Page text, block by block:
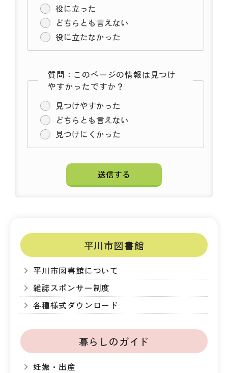
役に立った
どちらとも言えない
役に立たなかった
質問：このページの情報は見つけ
やすかったですか？
見つけやすかった
どちらとも言えない
見つけにくかった
平川市図書館
平川市図書館について
雑誌スポンサー制度
各種様式ダウンロード
暮らしのガイド
妊娠・出産